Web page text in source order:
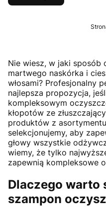
Nie wiesz, w jaki sposób
martwego naskórka i
włosami? Profesjonalny
najlepsza propozycja,
kompleksowym
kłopotów ze
produktów z
selekcjonujemy, aby
głowy wszystkie
wiemy, że tylko
zapewnią kompleksowe
Dlaczego warto
szampon